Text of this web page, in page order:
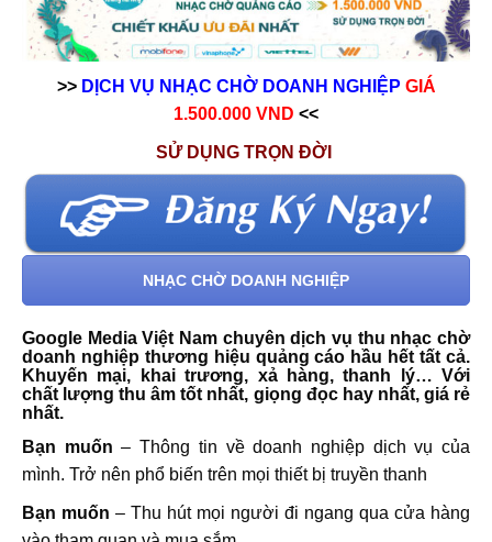
>>DỊCH VỤ NHẠC CHỜ DOANH NGHIỆP GIÁ
1.500.000 VND <<
SỬ DỤNG TRỌN ĐỜI
NHẠC CHỜ DOANH NGHIỆP
Google Media Việt Nam chuyên dịch vụ thu nhạc chờ
doanh nghiệp thương hiệu quảng cáo hầu hết tất cả.
Khuyến mại, khai trương, xả hàng, thanh lý… Với
chất lượng thu âm tốt nhất, giọng đọc hay nhất, giá rẻ
nhất.
Bạn muốn – Thông tin về doanh nghiệp dịch vụ của
mình. Trở nên phổ biến trên mọi thiết bị truyền thanh
Bạn muốn – Thu hút mọi người đi ngang qua cửa hàng